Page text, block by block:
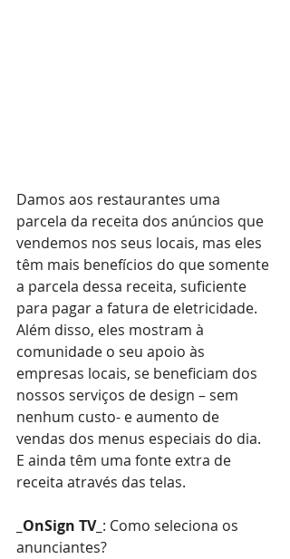
Damos aos restaurantes uma
parcela da receita dos anúncios que
vendemos nos seus locais, mas eles
têm mais benefícios do que somente
a parcela dessa receita, suficiente
para pagar a fatura de eletricidade.
Além disso, eles mostram à
comunidade o seu apoio às
empresas locais, se beneficiam dos
nossos serviços de design – sem
nenhum custo- e aumento de
vendas dos menus especiais do dia.
E ainda têm uma fonte extra de
receita através das telas.
_OnSign TV_ : Como seleciona os
anunciantes?